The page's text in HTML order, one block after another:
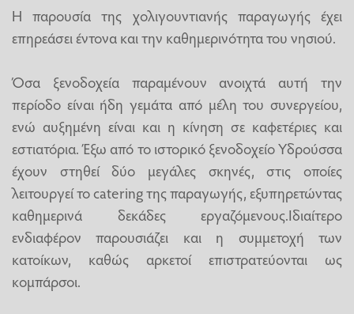
Η παρουσία της χολιγουντιανής παραγωγής έχει
επηρεάσει έντονα και την καθημερινότητα του νησιού.
Όσα ξενοδοχεία παραμένουν ανοιχτά αυτή την
περίοδο είναι ήδη γεμάτα από μέλη του συνεργείου,
ενώ αυξημένη είναι και η κίνηση σε καφετέριες και
εστιατόρια. Έξω από το ιστορικό ξενοδοχείο Υδρούσσα
έχουν στηθεί δύο μεγάλες σκηνές, στις οποίες
λειτουργεί το catering της παραγωγής, εξυπηρετώντας
καθημερινά δεκάδες εργαζόμενους.Ιδιαίτερο
ενδιαφέρον παρουσιάζει και η συμμετοχή των
κατοίκων, καθώς αρκετοί επιστρατεύονται ως
κομπάρσοι.